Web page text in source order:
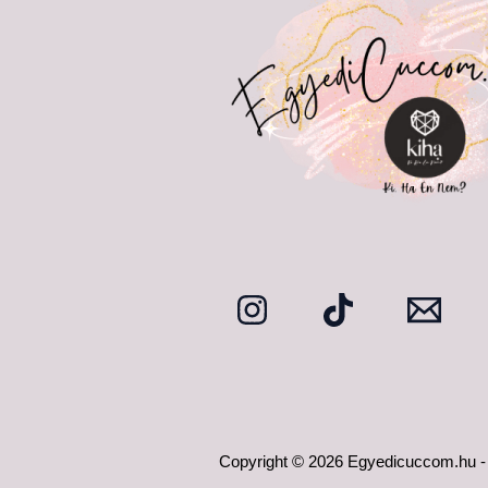
Copyright © 2026 Egyedicuccom.hu